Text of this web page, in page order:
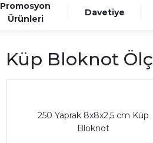
Promosyon
Ürünleri
Davetiye
Küp Bloknot
250 Yaprak 8x8x2,5 cm Küp
Bloknot